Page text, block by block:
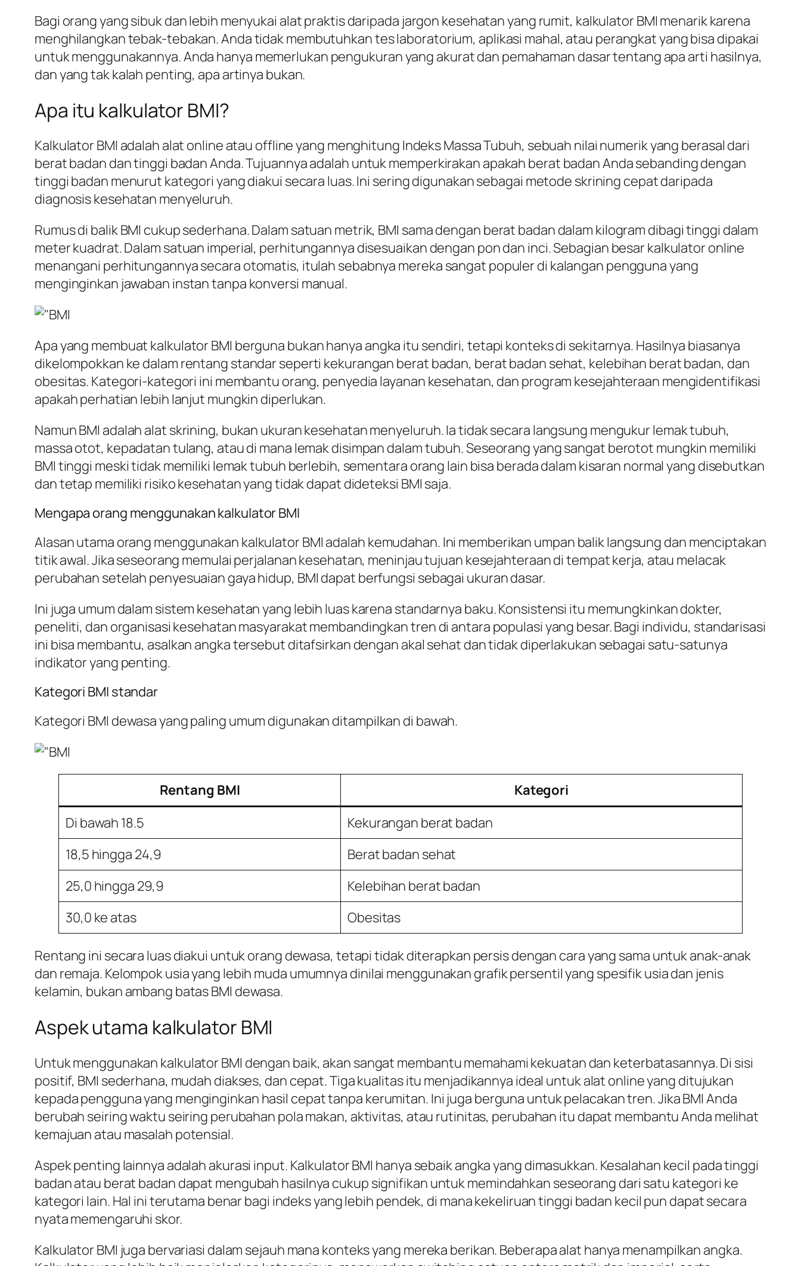
Bagi orang yang sibuk dan lebih menyukai alat praktis daripada jargon kesehatan yang rumit, kalkulator BMI menarik karena
menghilangkan tebak-tebakan. Anda tidak membutuhkan tes laboratorium, aplikasi mahal, atau perangkat yang bisa dipakai
untuk menggunakannya. Anda hanya memerlukan pengukuran yang akurat dan pemahaman dasar tentang apa arti hasilnya,
dan yang tak kalah penting, apa artinya bukan.
Apa itu kalkulator BMI?
Kalkulator BMI adalah alat online atau offline yang menghitung Indeks Massa Tubuh, sebuah nilai numerik yang berasal dari
berat badan dan tinggi badan Anda. Tujuannya adalah untuk memperkirakan apakah berat badan Anda sebanding dengan
tinggi badan menurut kategori yang diakui secara luas. Ini sering digunakan sebagai metode skrining cepat daripada
diagnosis kesehatan menyeluruh.
Rumus di balik BMI cukup sederhana. Dalam satuan metrik, BMI sama dengan berat badan dalam kilogram dibagi tinggi dalam
meter kuadrat. Dalam satuan imperial, perhitungannya disesuaikan dengan pon dan inci. Sebagian besar kalkulator online
menangani perhitungannya secara otomatis, itulah sebabnya mereka sangat populer di kalangan pengguna yang
menginginkan jawaban instan tanpa konversi manual.
Apa yang membuat kalkulator BMI berguna bukan hanya angka itu sendiri, tetapi konteks di sekitarnya. Hasilnya biasanya
dikelompokkan ke dalam rentang standar seperti kekurangan berat badan, berat badan sehat, kelebihan berat badan, dan
obesitas. Kategori-kategori ini membantu orang, penyedia layanan kesehatan, dan program kesejahteraan mengidentifikasi
apakah perhatian lebih lanjut mungkin diperlukan.
Namun BMI adalah alat skrining, bukan ukuran kesehatan menyeluruh. Ia tidak secara langsung mengukur lemak tubuh,
massa otot, kepadatan tulang, atau di mana lemak disimpan dalam tubuh. Seseorang yang sangat berotot mungkin memiliki
BMI tinggi meski tidak memiliki lemak tubuh berlebih, sementara orang lain bisa berada dalam kisaran normal yang disebutkan
dan tetap memiliki risiko kesehatan yang tidak dapat dideteksi BMI saja.
Mengapa orang menggunakan kalkulator BMI
Alasan utama orang menggunakan kalkulator BMI adalah kemudahan. Ini memberikan umpan balik langsung dan menciptakan
titik awal. Jika seseorang memulai perjalanan kesehatan, meninjau tujuan kesejahteraan di tempat kerja, atau melacak
perubahan setelah penyesuaian gaya hidup, BMI dapat berfungsi sebagai ukuran dasar.
Ini juga umum dalam sistem kesehatan yang lebih luas karena standarnya baku. Konsistensi itu memungkinkan dokter,
peneliti, dan organisasi kesehatan masyarakat membandingkan tren di antara populasi yang besar. Bagi individu, standarisasi
ini bisa membantu, asalkan angka tersebut ditafsirkan dengan akal sehat dan tidak diperlakukan sebagai satu-satunya
indikator yang penting.
Kategori BMI standar
Kategori BMI dewasa yang paling umum digunakan ditampilkan di bawah.
Rentang BMI
Kategori
Di bawah 18.5
Kekurangan berat badan
18,5 hingga 24,9
Berat badan sehat
25,0 hingga 29,9
Kelebihan berat badan
30,0 ke atas
Obesitas
Rentang ini secara luas diakui untuk orang dewasa, tetapi tidak diterapkan persis dengan cara yang sama untuk anak-anak
dan remaja. Kelompok usia yang lebih muda umumnya dinilai menggunakan grafik persentil yang spesifik usia dan jenis
kelamin, bukan ambang batas BMI dewasa.
Aspek utama kalkulator BMI
Untuk menggunakan kalkulator BMI dengan baik, akan sangat membantu memahami kekuatan dan keterbatasannya. Di sisi
positif, BMI sederhana, mudah diakses, dan cepat. Tiga kualitas itu menjadikannya ideal untuk alat online yang ditujukan
kepada pengguna yang menginginkan hasil cepat tanpa kerumitan. Ini juga berguna untuk pelacakan tren. Jika BMI Anda
berubah seiring waktu seiring perubahan pola makan, aktivitas, atau rutinitas, perubahan itu dapat membantu Anda melihat
kemajuan atau masalah potensial.
Aspek penting lainnya adalah akurasi input. Kalkulator BMI hanya sebaik angka yang dimasukkan. Kesalahan kecil pada tinggi
badan atau berat badan dapat mengubah hasilnya cukup signifikan untuk memindahkan seseorang dari satu kategori ke
kategori lain. Hal ini terutama benar bagi indeks yang lebih pendek, di mana kekeliruan tinggi badan kecil pun dapat secara
nyata memengaruhi skor.
Kalkulator BMI juga bervariasi dalam sejauh mana konteks yang mereka berikan. Beberapa alat hanya menampilkan angka.